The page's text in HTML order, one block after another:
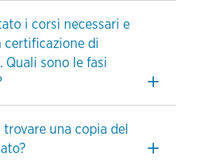
i corsi necessari e
certificazione di
Quali sono le fasi
trovare una copia del